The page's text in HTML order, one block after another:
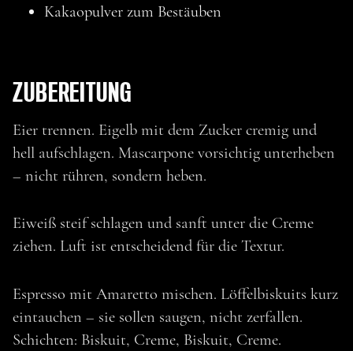
Kakaopulver zum Bestäuben
ZUBEREITUNG
Eier trennen. Eigelb mit dem Zucker cremig und
hell aufschlagen. Mascarpone vorsichtig unterheben
– nicht rühren, sondern heben.
Eiweiß steif schlagen und sanft unter die Creme
ziehen. Luft ist entscheidend für die Textur.
Espresso mit Amaretto mischen. Löffelbiskuits kurz
eintauchen – sie sollen saugen, nicht zerfallen.
Schichten: Biskuit, Creme, Biskuit, Creme.